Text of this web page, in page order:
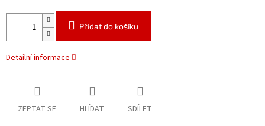
Přidat do košíku
Detailní informace
ZEPTAT SE HLÍDAT SDÍLET